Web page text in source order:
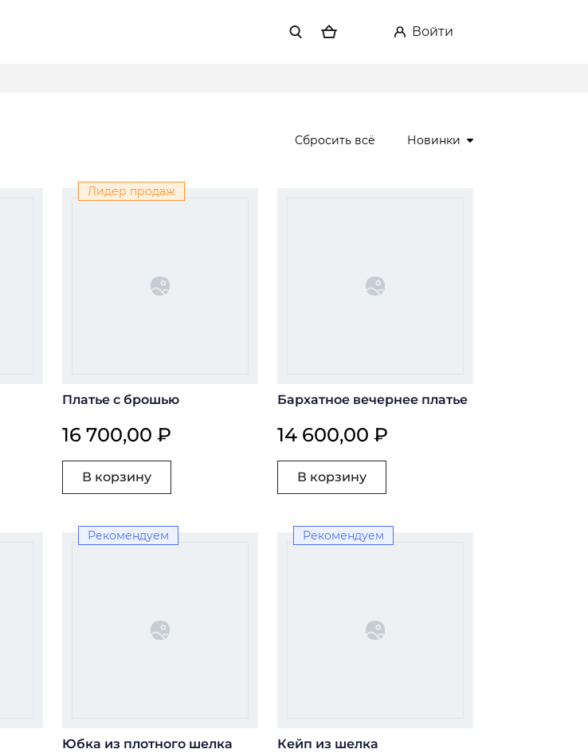
войти
Сбросить всё Новинки
Лидер продаж
Платье с брошью
16 700,00 ₽
В корзину
Бархатное вечернее платье
14 600,00 ₽
В корзину
Рекомендуем
Юбка из плотного шелка
Рекомендуем
Кейп из шелка